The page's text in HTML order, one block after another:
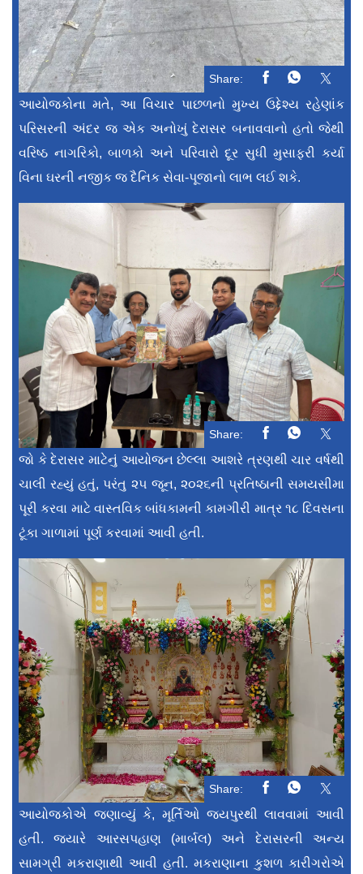
Share:
આયોજકોના મતે, આ વિચાર પાછળનો મુખ્ય ઉદ્દેશ્ય રહેણાંક
પરિસરની અંદર જ એક અનોખું દેરાસર બનાવવાનો હતો જેથી
વરિષ્ઠ નાગરિકો, બાળકો અને પરિવારો દૂર સુધી મુસાફરી કર્યા
વિના ઘરની નજીક જ દૈનિક સેવા-પૂજાનો લાભ લઈ શકે.
Share:
જો કે દેરાસર માટેનું આયોજન છેલ્લા આશરે ત્રણથી ચાર વર્ષથી
ચાલી રહ્યું હતું, પરંતુ ૨૫ જૂન, ૨૦૨૬ની પ્રતિષ્ઠાની સમયસીમા
પૂરી કરવા માટે વાસ્તવિક બાંધકામની કામગીરી માત્ર ૧૮ દિવસના
ટૂંકા ગાળામાં પૂર્ણ કરવામાં આવી હતી.
Share:
આયોજકોએ જણાવ્યું કે, મૂર્તિઓ જયપુરથી લાવવામાં આવી
હતી. જ્યારે આરસપહાણ (માર્બલ) અને દેરાસરની અન્ય
સામગ્રી મકરાણાથી આવી હતી. મકરાણાના કુશળ કારીગરોએ